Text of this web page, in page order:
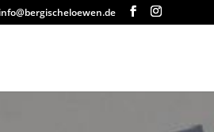
info@bergischeloewen.de